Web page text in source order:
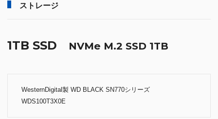
ストレージ
1TB SSD NVMe M.2 SSD 1TB
WesternDigital製 WD BLACK SN770シリーズ
WDS100T3X0E